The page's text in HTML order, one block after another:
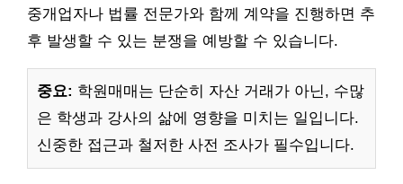
중개업자나 법률 전문가와 함께 계약을 진행하면 추
후 발생할 수 있는 분쟁을 예방할 수 있습니다.
중요: 학원매매는 단순히 자산 거래가 아닌, 수많
은 학생과 강사의 삶에 영향을 미치는 일입니다.
신중한 접근과 철저한 사전 조사가 필수입니다.